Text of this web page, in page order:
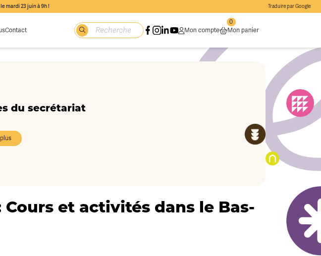
mardi 23 juin à 9h ! Traduire par Google
Contact Mon compte Mon panier
0
du secrétariat
et activités dans le Bas-